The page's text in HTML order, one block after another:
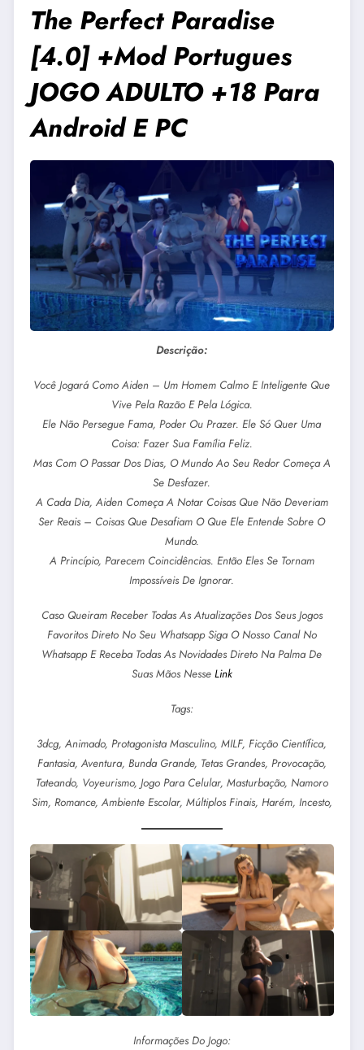
The Perfect Paradise
[4.0] +Mod Portugues
JOGO ADULTO +18 Para
Android E PC
Descrição:
Você Jogará Como Aiden – Um Homem Calmo E Inteligente Que
Vive Pela Razão E Pela Lógica.
Ele Não Persegue Fama, Poder Ou Prazer. Ele Só Quer Uma
Coisa: Fazer Sua Família Feliz.
Mas Com O Passar Dos Dias, O Mundo Ao Seu Redor Começa A
Se Desfazer.
A Cada Dia, Aiden Começa A Notar Coisas Que Não Deveriam
Ser Reais – Coisas Que Desafiam O Que Ele Entende Sobre O
Mundo.
A Princípio, Parecem Coincidências. Então Eles Se Tornam
Impossíveis De Ignorar.
Caso Queiram Receber Todas As Atualizações Dos Seus Jogos
Favoritos Direto No Seu Whatsapp Siga O Nosso Canal No
Whatsapp E Receba Todas As Novidades Direto Na Palma De
Suas Mãos Nesse Link
Tags:
3dcg, Animado, Protagonista Masculino, MILF, Ficção Científica,
Fantasia, Aventura, Bunda Grande, Tetas Grandes, Provocação,
Tateando, Voyeurismo, Jogo Para Celular, Masturbação, Namoro
Sim, Romance, Ambiente Escolar, Múltiplos Finais, Harém, Incesto,
Informações Do Jogo: